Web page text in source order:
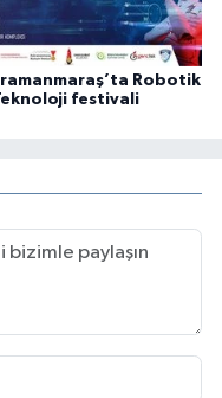
Robotik
festivali